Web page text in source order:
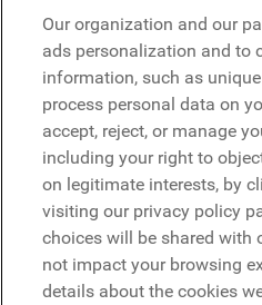
Demander une démo
Demander une démo
Contact
Contact
Our organization and our
ads personalization and to
information, such as
process personal data on
accept, reject, or manage
including your right to
on legitimate interests, by
visiting our privacy policy
choices will be shared with
not impact your browsing
details about the cookies